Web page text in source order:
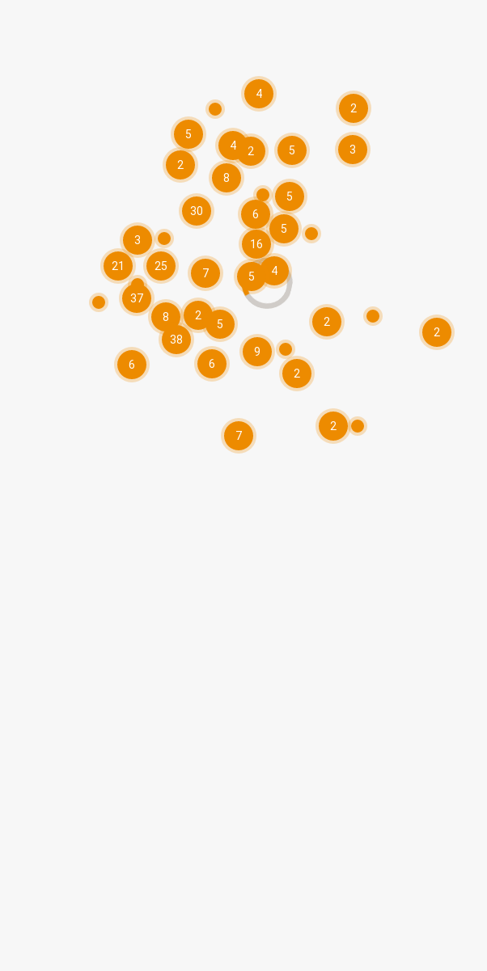
25
30
9
5
16
5
6
38
6
37
2
5
2
5
21
7 4
3
8
2
4
8
7
2
5
4
5
2
3
6
2
2
2